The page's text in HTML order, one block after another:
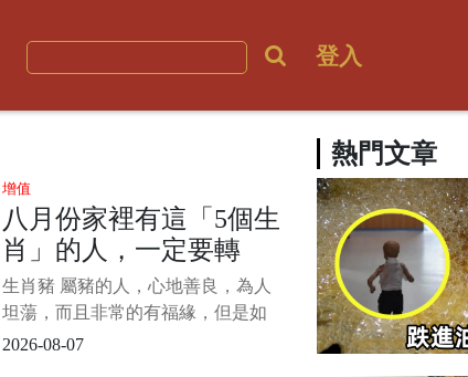
登入
增值
八月份家裡有這「5個生
肖」的人，一定要轉
走！好運連連！
生肖豬 屬豬的人，心地善良，為人
坦蕩，而且非常的有福緣，但是如
果生肖豬的時運不濟，在生活中可
2026-08-07
熱門文章